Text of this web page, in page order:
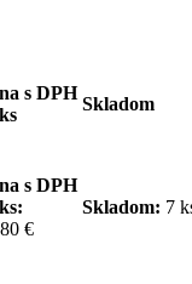
s DPH
Skladom
s DPH
€
Skladom: 7